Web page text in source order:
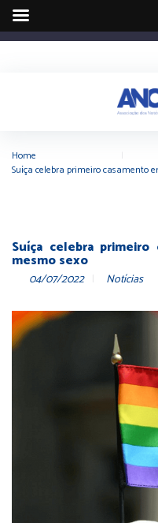
Home
Suíça celebra primeiro casamento
Suíça celebra
mesmo sexo
04/07/2022 Notícias